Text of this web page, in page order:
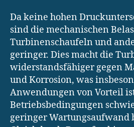
Da keine hohen
sind die mechanischen
Turbinenschaufeln und
geringer. Dies macht die
widerstandsfähiger gegen
und Korrosion, was
Anwendungen von Vorteil
Betriebsbedingungen
geringer Wartungsaufwand